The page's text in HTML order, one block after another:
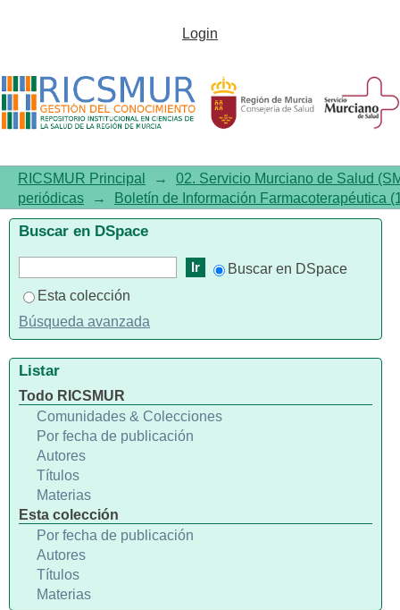
Boletín de Información
Volumen 2, Número 4, . Artrosis
Login
RICSMUR Principal →
02. Servicio Murciano de Salud
periódicas
→ Boletín de Información Farmacoterapéutica
Buscar en DSpace
Buscar en DSpace
Esta colección
Búsqueda avanzada
Listar
Todo RICSMUR
Comunidades & Colecciones
Por fecha de publicación
Autores
Títulos
Materias
Esta colección
Por fecha de publicación
Autores
Títulos
Materias